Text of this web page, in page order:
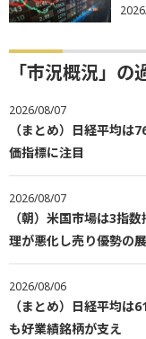
「市況概況」
2026/08/07
（まとめ）日経平均
価指標に注目
2026/08/07
（朝）米国市場は3指
理が悪化し売り優勢の
2026/08/06
（まとめ）日経平均
も好業績銘柄が支え